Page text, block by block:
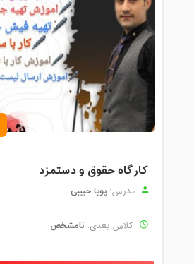
کارگاه حقوق و دستمزد
مدرس: پویا حبیبی
کلاس بعدی: نامشخص